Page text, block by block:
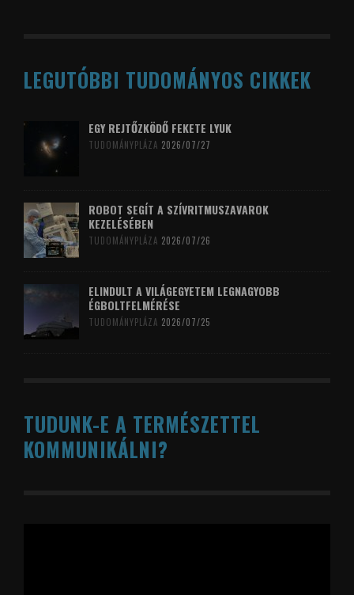
LEGUTÓBBI TUDOMÁNYOS CIKKEK
EGY REJTŐZKÖDŐ FEKETE LYUK
TUDOMÁNYPLÁZA 2026/07/27
ROBOT SEGÍT A SZÍVRITMUSZAVAROK
KEZELÉSÉBEN
TUDOMÁNYPLÁZA 2026/07/26
ELINDULT A VILÁGEGYETEM LEGNAGYOBB
ÉGBOLTFELMÉRÉSE
TUDOMÁNYPLÁZA 2026/07/25
TUDUNK-E A TERMÉSZETTEL
KOMMUNIKÁLNI?